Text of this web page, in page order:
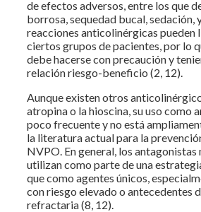
de efectos adversos, entre los que
borrosa, sequedad bucal, sedación,
reacciones anticolinérgicas pueden
ciertos grupos de pacientes, por lo
debe hacerse con precaución y
relación riesgo-beneficio (2, 12).
Aunque existen otros
atropina o la hioscina, su uso como
poco frecuente y no está
la literatura actual para la
NVPO. En general, los antagonistas
utilizan como parte de una
que como agentes únicos,
con riesgo elevado o antecedentes
refractaria (8, 12).